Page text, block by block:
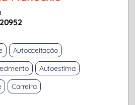
Autoaceitação
Autoestima
Carreira